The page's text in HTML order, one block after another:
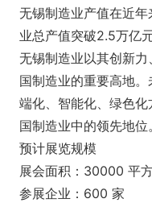
无锡制造业产值在近
业总产值突破2.5万亿
无锡制造业以其创新
国制造业的重要高地
端化、智能化、绿色
国制造业中的领先地位。
预计展览规模
展会面积：30000 平
参展企业：600 家